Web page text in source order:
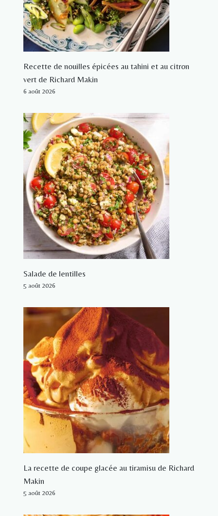
Recette de nouilles épicées au tahini et au citron
vert de Richard Makin
6 août 2026
Salade de lentilles
5 août 2026
La recette de coupe glacée au tiramisu de Richard
Makin
5 août 2026